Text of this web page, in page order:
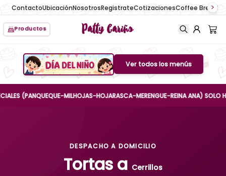
ContactoUbicaciónNosotrosRegistrateCotizacionesCoffee Break
Productos Patty Cariño
Boton de menu
Ver todos los menús
(PANQUEQUE-MILHOJAS-HOJARASCA-MERENGUE-REINA ANA) SOLO HASTA
DESPACHO A DOMICILIO
Tortas a Cerrillos